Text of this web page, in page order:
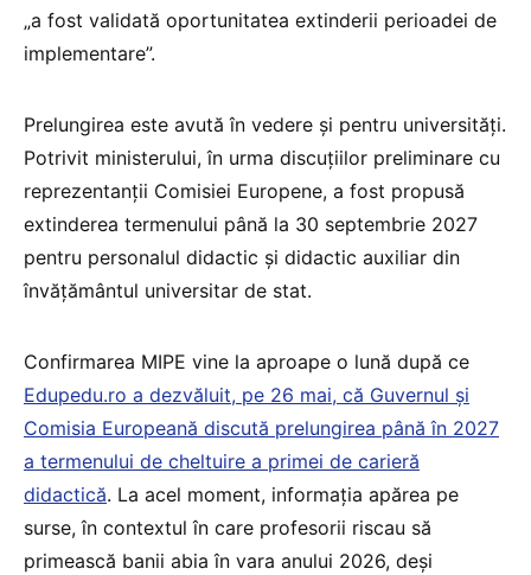
„a fost validată oportunitatea extinderii perioadei de
implementare”.
Prelungirea este avută în vedere și pentru universități.
Potrivit ministerului, în urma discuțiilor preliminare cu
reprezentanții Comisiei Europene, a fost propusă
extinderea termenului până la 30 septembrie 2027
pentru personalul didactic și didactic auxiliar din
învățământul universitar de stat.
Confirmarea MIPE vine la aproape o lună după ce
Edupedu.ro a dezvăluit, pe 26 mai, că Guvernul și
Comisia Europeană discută prelungirea până în 2027
a termenului de cheltuire a primei de carieră
didactică. La acel moment, informația apărea pe
surse, în contextul în care profesorii riscau să
primească banii abia în vara anului 2026, deși